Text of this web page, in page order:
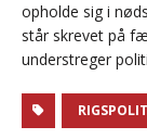
opholde sig i
står skrevet på
understreger